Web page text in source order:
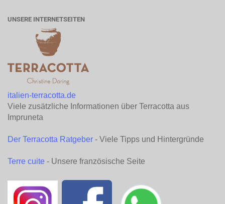
UNSERE INTERNETSEITEN
italien-terracotta.de
Viele zusätzliche Informationen über Terracotta aus
Impruneta
Der Terracotta Ratgeber - Viele Tipps und Hintergründe
Terre cuite - Unsere französische Seite